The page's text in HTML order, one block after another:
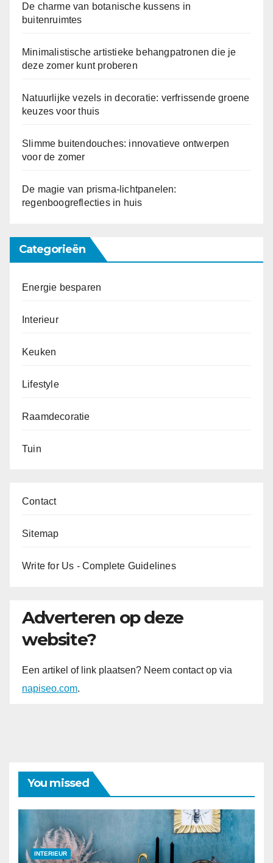
De charme van botanische kussens in
buitenruimtes
Minimalistische artistieke behangpatronen die je
deze zomer kunt proberen
Natuurlijke vezels in decoratie: verfrissende groene
keuzes voor thuis
Slimme buitendouches: innovatieve ontwerpen
voor de zomer
De magie van prisma-lichtpanelen:
regenboogreflecties in huis
Categorieën
Energie besparen
Interieur
Keuken
Lifestyle
Raamdecoratie
Tuin
Contact
Sitemap
Write for Us - Complete Guidelines
Adverteren op deze
website?
Een artikel of link plaatsen? Neem contact op via
napiseo.com.
You missed
INTERIEUR